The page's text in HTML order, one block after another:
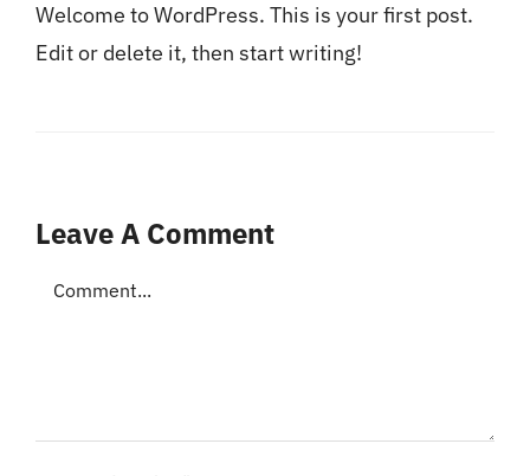
Welcome to WordPress. This is your first post.
Edit or delete it, then start writing!
Leave A Comment
Comment